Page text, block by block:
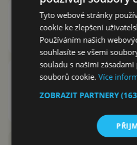
Za týden
8 nových
David Trlica
Obchod Play
budou?
Tyto webové stránky
cookie ke zlepšení
Používáním našich
souhlasíte se všemi
souladu s našimi
souborů cookie.Více
ZOBRAZIT PARTNERY